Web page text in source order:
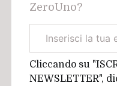
ZeroUno?
aziendale
Cliccando su
NEWSLETTER",